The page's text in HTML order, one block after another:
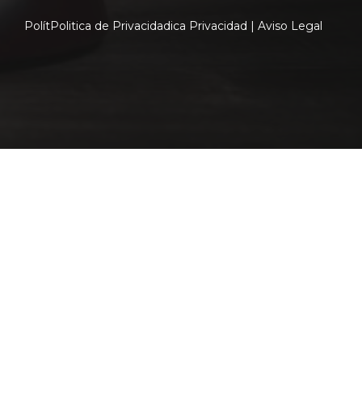
PolítPolitica de Privacidadica Privacidad | Aviso Legal